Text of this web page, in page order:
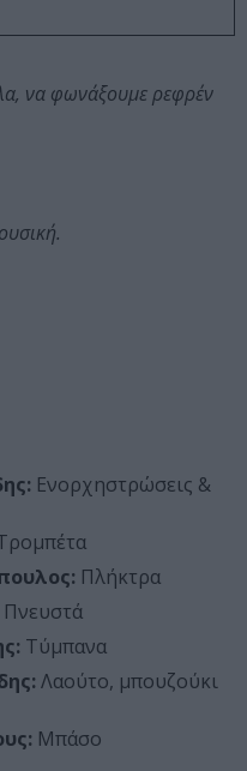
να φωνάξουμε ρεφρέν
Ενορχηστρώσεις &
Πλήκτρα
Πνευστά
Τύμπανα
Λαούτο, μπουζούκι
Μπάσο